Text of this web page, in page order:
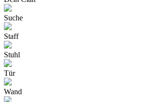
Suche
Staff
Stuhl
Tür
Wand